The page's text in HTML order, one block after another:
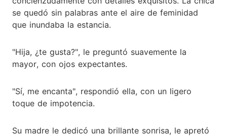
se quedó sin palabras ante el aire de feminidad
que inundaba la estancia.
"Hija, ¿te gusta?", le preguntó suavemente la
mayor, con ojos expectantes.
"Sí, me encanta", respondió ella, con un ligero
toque de impotencia.
Su madre le dedicó una brillante sonrisa, le apretó